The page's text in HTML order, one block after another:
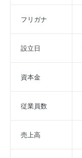
フリガナ
設立日
資本金
従業員数
売上高